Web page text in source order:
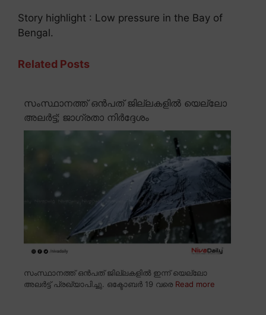
Story highlight : Low pressure in the Bay of
Bengal.
Related Posts
സംസ്ഥാനത്ത് ഒൻപത് ജില്ലകളിൽ യെല്ലോ
അലർട്ട്; ജാഗ്രതാ നിർദ്ദേശം
സംസ്ഥാനത്ത് ഒൻപത് ജില്ലകളിൽ ഇന്ന് യെല്ലോ
അലർട്ട് പ്രഖ്യാപിച്ചു. ഒക്ടോബർ 19 വരെ Read more